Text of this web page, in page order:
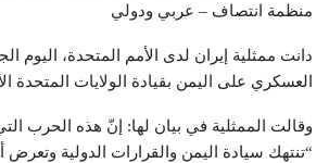
منظمة انتصاف – عربي ودولي
دانت ممثلية إيران لدى الأمم المتحدة، اليوم
العسكري على اليمن بقيادة الولايات المتحدة
وقالت الممثلية في بيان لها: إنّ هذه الحرب
“تنتهك سيادة اليمن والقرارات الدولية